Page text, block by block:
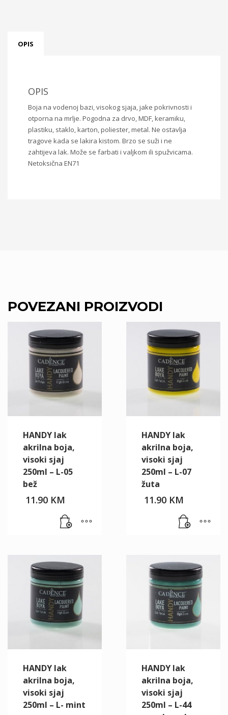
OPIS
OPIS
Boja na vodenoj bazi, visokog sjaja, jake pokrivnosti i
otporna na mrlje. Pogodna za drvo, MDF, keramiku,
plastiku, staklo, karton, poliester, metal. Ne ostavlja
tragove kada se lakira kistom. Brzo se suži i ne
zahtijeva lak. Može se farbati i valjkom ili spužvicama.
Netoksična EN71
POVEZANI PROIZVODI
HANDY lak
akrilna boja,
visoki sjaj
250ml – L-05
bež
11.90 KM
HANDY lak
akrilna boja,
visoki sjaj
250ml – L-07
žuta
11.90 KM
HANDY lak
akrilna boja,
visoki sjaj
250ml – L- mint
HANDY lak
akrilna boja,
visoki sjaj
250ml – L-44